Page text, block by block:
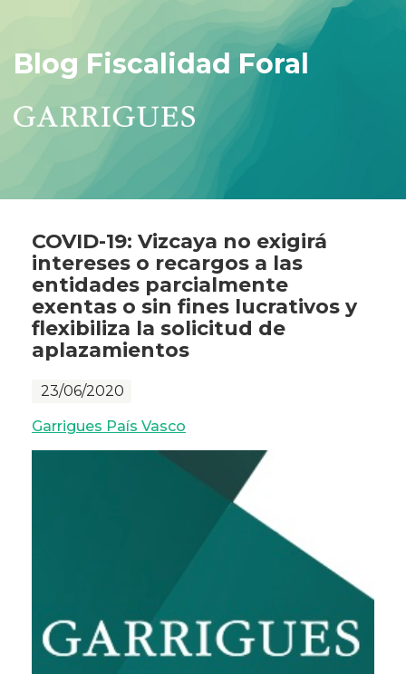
Blog Fiscalidad Foral
COVID-19: Vizcaya no exigirá
intereses o recargos a las
entidades parcialmente
exentas o sin fines lucrativos y
flexibiliza la solicitud de
aplazamientos
23/06/2020
Garrigues País Vasco